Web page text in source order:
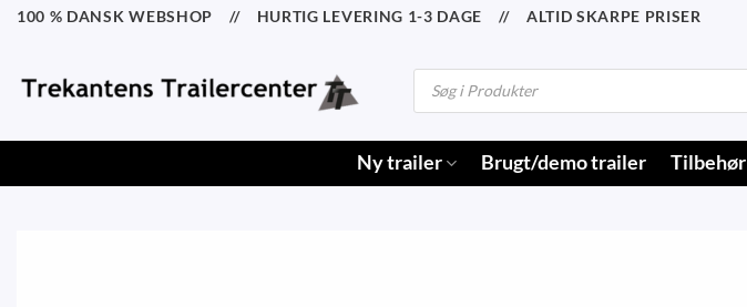
Fortsæt
100 % DANSK WEBSHOP // HURTIG LEVERING 1-3 DAGE // ALTID SKARPE PRISER
Products
search
Ny trailer Brugt/demo trailer Tilbehør